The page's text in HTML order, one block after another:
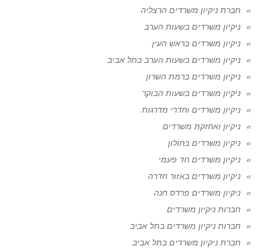
חברת ניקיון משרדים הרצליה
ניקיון משרדים בשעות הערב
ניקיון משרדים בראש העין
ניקיון משרדים בשעות הערב בתל אביב
ניקיון משרדים ברמת השרון
ניקיון משרדים בשעות הבוקר
ניקיון משרדים וחדרי מדרגות
ניקיון ואחזקת משרדים
ניקיון משרדים בחולון
ניקיון משרדים חד פעמי
ניקיון משרדים באזור חדרה
ניקיון משרדים פרדס חנה
חברות ניקיון משרדים
חברות ניקיון משרדים בתל אביב
חברת ניקיון משרדים בתל אביב